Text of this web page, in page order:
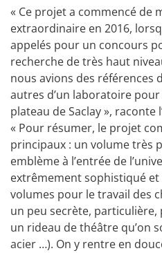
« Ce projet a commencé de
extraordinaire en 2016,
appelés pour un concours
recherche de très haut
nous avions des références
autres d’un laboratoire pour
plateau de Saclay », raconte
« Pour résumer, le projet
principaux : un volume très
emblème à l’entrée de
extrêmement sophistiqué
volumes pour le travail des
un peu secrète,
un rideau de théâtre qu’on
acier …). On y rentre en